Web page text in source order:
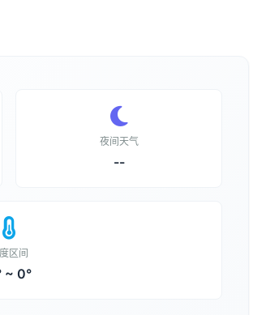
夜间天气
--
区间
~ 0°